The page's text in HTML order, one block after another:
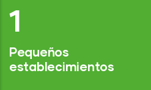
1
Pequeños
establecimientos